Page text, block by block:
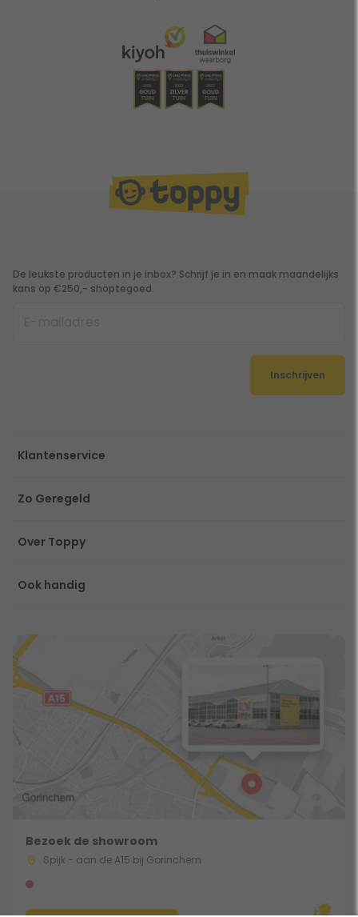
De leukste producten in je inbox? Schrijf je in en maak maandelijks
kans op €250,- shoptegoed.
Inschrijven
Klantenservice
Zo Geregeld
Over Toppy
Ook handig
Bezoek de showroom
Spijk - aan de A15 bij Gorinchem